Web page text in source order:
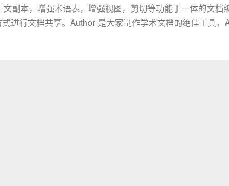
副本，增强术语表，增强视图，剪切等功能于一体的文档
进行文档共享。Author 是大家制作学术文档的绝佳工具，